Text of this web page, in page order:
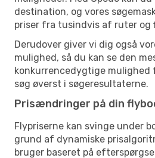
destination, og vores
priser fra tusindvis af ruter og
Derudover giver vi dig også
mulighed, så du kan se den
konkurrencedygtige mulighed
søg øverst i søgeresultaterne.
Prisændringer på din
Flypriserne kan svinge under
grund af dynamiske
bruger baseret på